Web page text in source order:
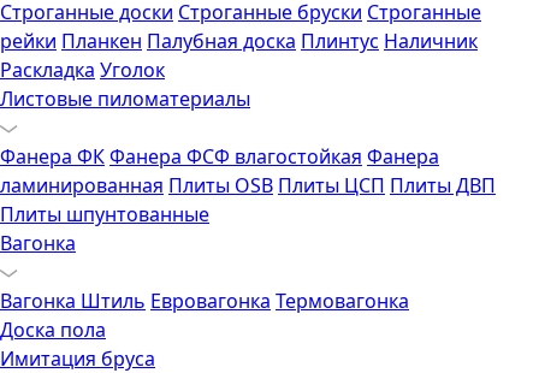
Строганные доски Строганные бруски Строганные
рейки Планкен Палубная доска Плинтус Наличник
Раскладка Уголок
Листовые пиломатериалы
Фанера ФКФанера ФСФ влагостойкая Фанера
ламинированная Плиты OSB Плиты ЦСП Плиты ДВП
Плиты шпунтованные
Вагонка
Вагонка Штиль Евровагонка Термовагонка
Доска пола
Имитация бруса